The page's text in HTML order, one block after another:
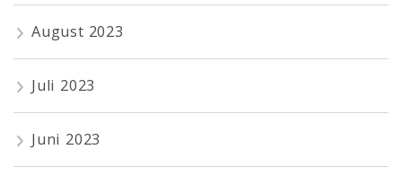
August 2023
Juli 2023
Juni 2023